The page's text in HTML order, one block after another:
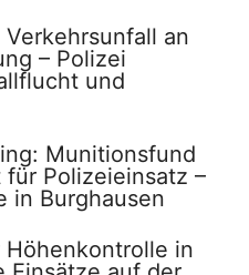
an
– Polizei
und
Munitionsfund
Polizeieinsatz –
in Burghausen
Höhenkontrolle in